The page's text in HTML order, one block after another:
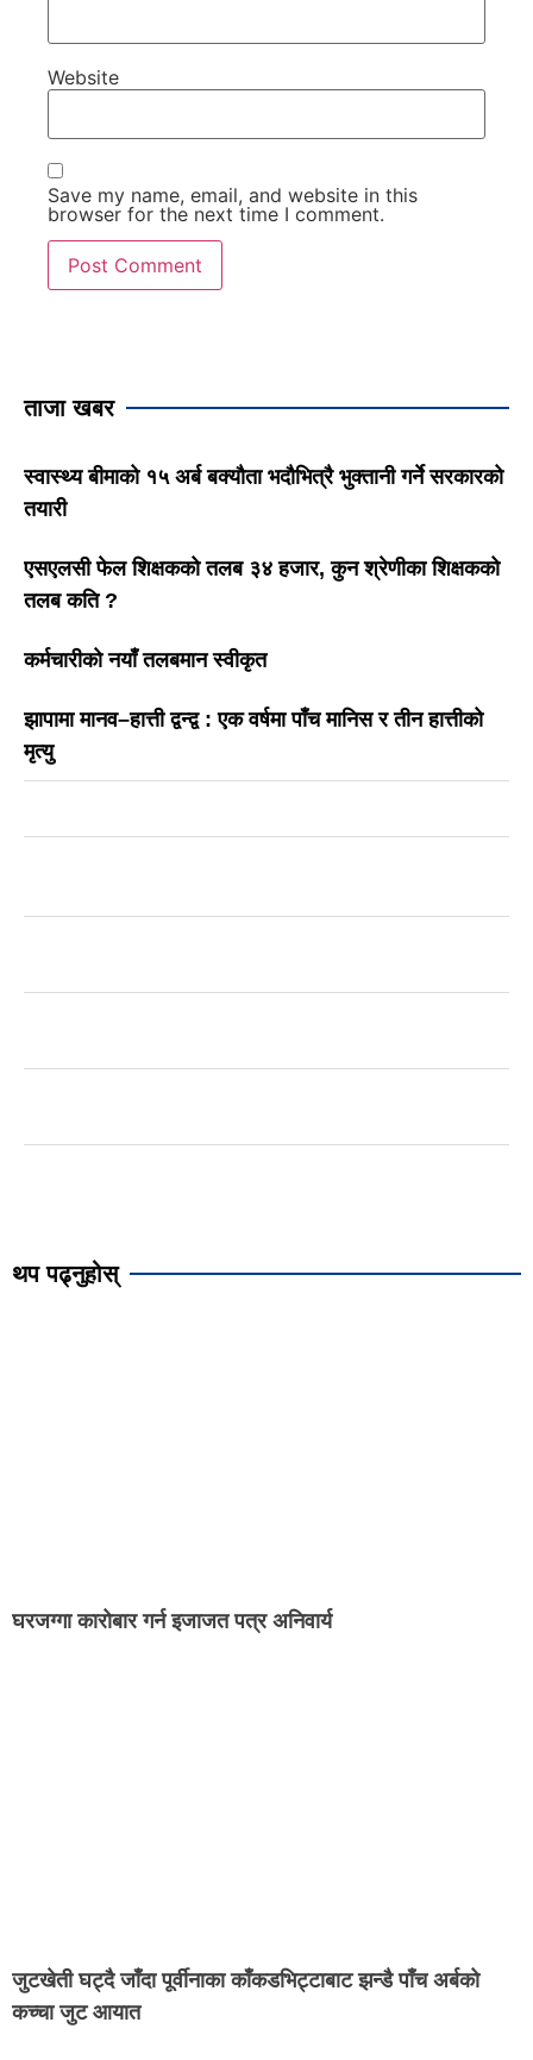
Website
Save my name, email, and website in this
browser for the next time I comment.
ताजा खबर
स्वास्थ्य बीमाको १५ अर्ब बक्यौता भदौभित्रै भुक्तानी गर्ने सरकारको
तयारी
एसएलसी फेल शिक्षकको तलब ३४ हजार, कुन श्रेणीका शिक्षकको
तलब कति ?
कर्मचारीको नयाँ तलबमान स्वीकृत
झापामा मानव–हात्ती द्वन्द्व : एक वर्षमा पाँच मानिस र तीन हात्तीको
मृत्यु
थप पढ्नुहोस्
घरजग्गा कारोबार गर्न इजाजत पत्र अनिवार्य
जुटखेती घट्दै जाँदा पूर्वीनाका काँकडभिट्टाबाट झन्डै पाँच अर्बको
कच्चा जुट आयात